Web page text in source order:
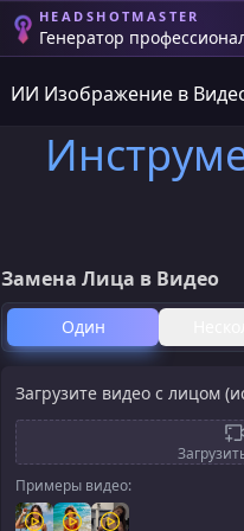
HEADSHOTMASTER
Генератор
ИИ Изображение в
Замена Лица в Видео
Один
Загрузите видео с лицом
Примеры видео: